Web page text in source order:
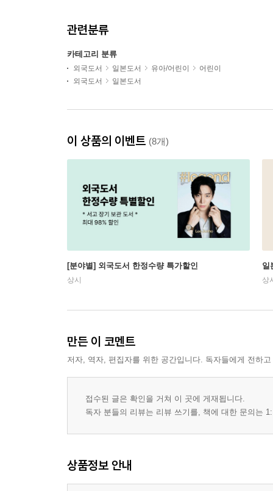
관련분류
카테고리 분류
외국도서 일본도서 유아/어린이
어린이
외국도서
일본도서
이 상품의 이벤트 (8개)
[분야별] 외국도서 한정수량 특가할인
상시
일
상
만든 이 코멘트
저자, 역자, 편집자를 위한 공간입니다. 독자들에게 전하
접수된 글은 확인을 거쳐 이 곳에 게재됩니다.
독자 분들의 리뷰는 리뷰 쓰기를, 책에 대한 문의는
상품정보 안내